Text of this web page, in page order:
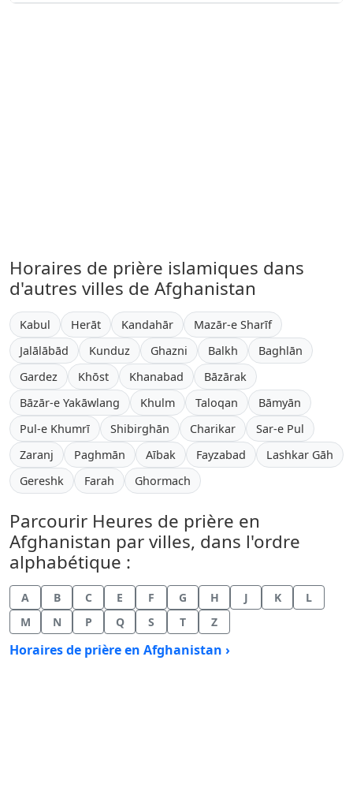
Horaires de prière islamiques dans
d'autres villes de Afghanistan
Kabul Herāt Kandahār
Mazār-e Sharīf
Jalālābād
Kunduz Ghazni Balkh
Baghlān
Gardez
Khōst Khanabad
Bāzārak
Bāzār-e Yakāwlang
Khulm Taloqan
Bāmyān
Pul-e Khumrī
Shibirghān Charikar
Sar-e Pul
Zaranj
Paghmān Aībak Fayzabad
Lashkar Gāh
Gereshk
Farah Ghormach
Parcourir Heures de prière en
Afghanistan par villes, dans l'ordre
alphabétique :
A B C E F G H J K
L
M
N P Q S T Z
Horaires de prière en Afghanistan ›